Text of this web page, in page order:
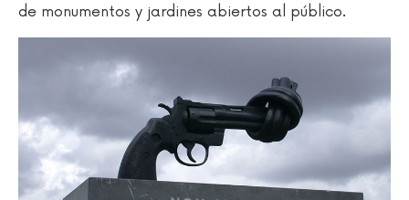
de monumentos y jardines abiertos al público.